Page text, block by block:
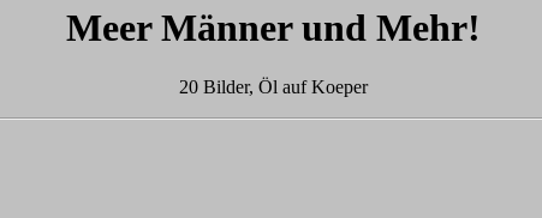
Meer Männer und Mehr!
20 Bilder, Öl auf Koeper